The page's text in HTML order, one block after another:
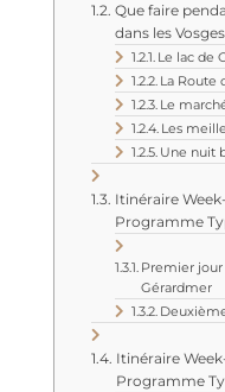
Que faire
dans les
Le lac de
La Route
Le
Les
Une nuit
Itinéraire
Programme
Premier
Gérardmer
Itinéraire
Programme